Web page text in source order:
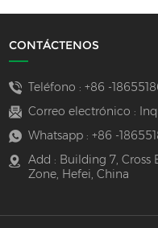
CONTÁCTENOS
Teléfono : +86 -
Correo electrónico :
Whatsapp : +86 -
Add : Building 7, Cross
Zone, Hefei, China